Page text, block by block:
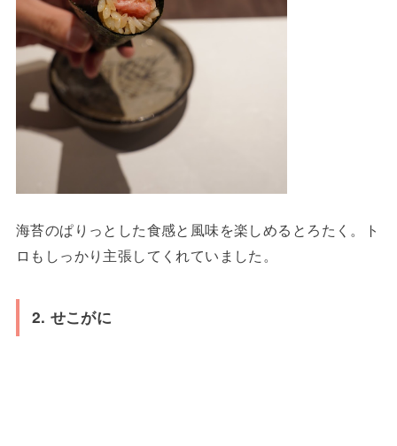
海苔のぱりっとした食感と風味を楽しめるとろたく。ト
ロもしっかり主張してくれていました。
2. せこがに